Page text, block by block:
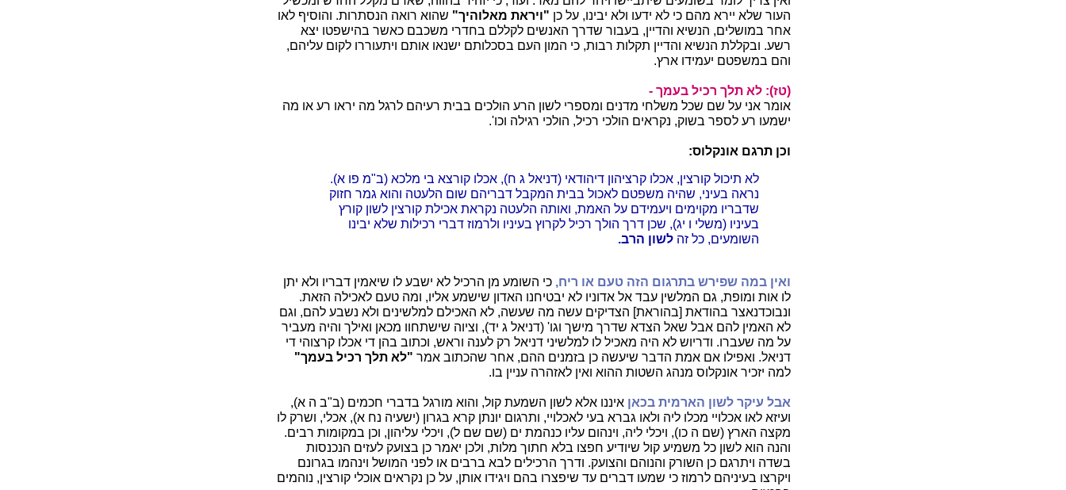
העור שלא יירא מהם כי לא ידעו ולא יבינו, על כן "ויראת מאלוהיך" שהוא רואה הנסתרות. והוסיף לאו
אחר במושלים, הנשיא והדיין, בעבור שדרך האנשים לקללם בחדרי משכבם כאשר בהישפטו יצא
רשע. ובקללת הנשיא והדיין תקלות רבות, כי המון העם בסכלותם ישנאו אותם ויתעוררו לקום עליהם,
והם במשפטם יעמידו ארץ.
(טז): לא תלך רכיל בעמך -
אומר אני על שם שכל משלחי מדנים ומספרי לשון הרע הולכים בבית רעיהם לרגל מה יראו רע או מה
ישמעו רע לספר בשוק, נקראים הולכי רכיל, הולכי רגילה וכו'.
וכן תרגם אונקלוס:
לא תיכול קורצין, אכלו קרציהון דיהודאי (דניאל ג ח), אכלו קורצא בי מלכא (ב"מ פו א).
נראה בעיני, שהיה משפטם לאכול בבית המקבל דבריהם שום הלעטה והוא גמר חזוק
שדבריו מקוימים ויעמידם על האמת, ואותה הלעטה נקראת אכילת קורצין לשון קורץ
בעיניו (משלי ו יג), שכן דרך הולך רכיל לקרוץ בעיניו ולרמוז דברי רכילות שלא יבינו
השומעים, כל זה לשון הרב.
ואין במה שפירש בתרגום הזה טעם או ריח, כי השומע מן הרכיל לא ישבע לו שיאמין דבריו ולא יתן
לו אות ומופת, גם המלשין עבד אל אדוניו לא יבטיחנו האדון שישמע אליו, ומה טעם לאכילה הזאת.
ונבוכדנאצר בהודאת [בהוראת] הצדיקים עשה מה שעשה, לא האכילם למלשינים ולא נשבע להם, וגם
לא האמין להם אבל שאל הצדא שדרך מישך וגו' (דניאל ג יד), וציוה שישתחוו מכאן ואילך והיה מעביר
על מה שעברו. ודריוש לא היה מאכיל לו למלשיני דניאל רק לענה וראש, וכתוב בהן די אכלו קרצוהי די
דניאל. ואפילו אם אמת הדבר שיעשה כן בזמנים ההם, אחר שהכתוב אמר "לא תלך רכיל בעמך"
למה יזכיר אונקלוס מנהג השטות ההוא ואין לאזהרה עניין בו.
אבל עיקר לשון הארמית בכאן איננו אלא לשון השמעת קול, והוא מורגל בדברי חכמים (ב"ב ה א),
ועיזא לאו אכלויי מכלו ליה ולאו גברא בעי לאכלויי, ותרגום יונתן קרא בגרון (ישעיה נח א), אכלי, ושרק לו
מקצה הארץ (שם ה כו), ויכלי ליה, וינהום עליו כנהמת ים (שם שם ל), ויכלי עליהון, וכן במקומות רבים.
והנה הוא לשון כל משמיע קול שיודיע חפצו בלא חתוך מלות, ולכן יאמר כן בצועק לעזים הנכנסות
בשדה ויתרגם כן השורק והנוהם והצועק. ודרך הרכילים לבא ברבים או לפני המושל וינהמו בגרונם
ויקרצו בעיניהם לרמוז כי שמעו דברים עד שיפצרו בהם ויגידו אותן, על כן נקראים אוכלי קורצין, נוהמים